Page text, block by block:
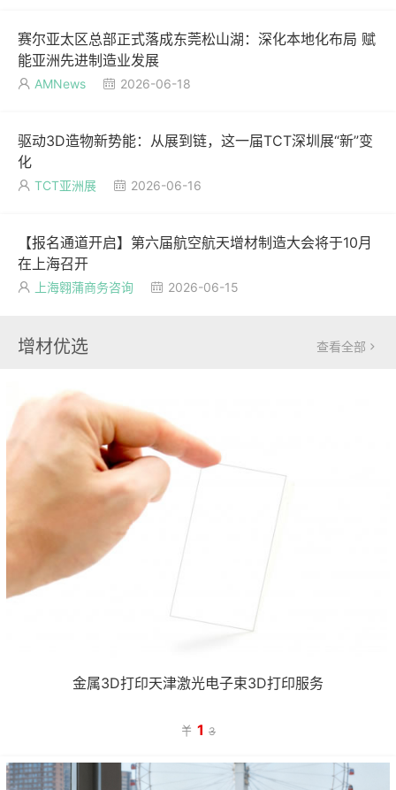
赛尔亚太区总部正式落成东莞松山湖：深化本地化布局 赋
能亚洲先进制造业发展
 AMNews  2026-06-18
驱动3D造物新势能：从展到链，这一届TCT深圳展“新”变
化
 TCT亚洲展  2026-06-16
【报名通道开启】第六届航空航天增材制造大会将于10月
在上海召开
 上海翱蒲商务咨询  2026-06-15
增材优选 查看全部 
金属3D打印天津激光电子束3D打印服务
 1 3